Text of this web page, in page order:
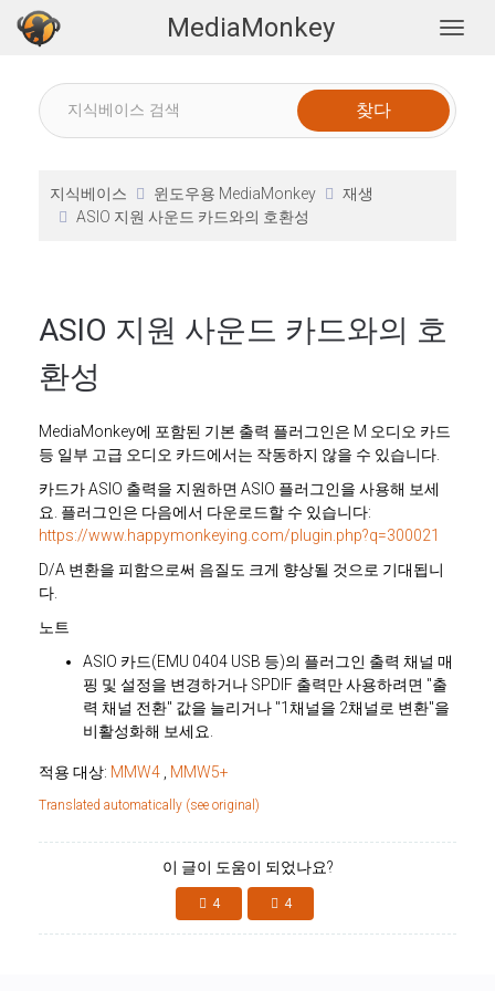
MediaMonkey
지식베이스 윈도우용 MediaMonkey
재생
ASIO 지원 사운드 카드와의 호환성
ASIO 지원 사운드 카드와의 호
환성
MediaMonkey에 포함된 기본 출력 플러그인은 M 오디오 카드
등 일부 고급 오디오 카드에서는 작동하지 않을 수 있습니다.
카드가 ASIO 출력을 지원하면 ASIO 플러그인을 사용해 보세
요. 플러그인은 다음에서 다운로드할 수 있습니다:
https://www.happymonkeying.com/plugin.php?q=300021
D/A 변환을 피함으로써 음질도 크게 향상될 것으로 기대됩니
다.
노트
ASIO 카드(EMU 0404 USB 등)의 플러그인 출력 채널 매
핑 및 설정을 변경하거나 SPDIF 출력만 사용하려면 "출
력 채널 전환" 값을 늘리거나 "1채널을 2채널로 변환"을
비활성화해 보세요.
적용 대상: MMW4 MMW5+
Translated automatically (see original)
이 글이 도움이 되었나요?
4 4